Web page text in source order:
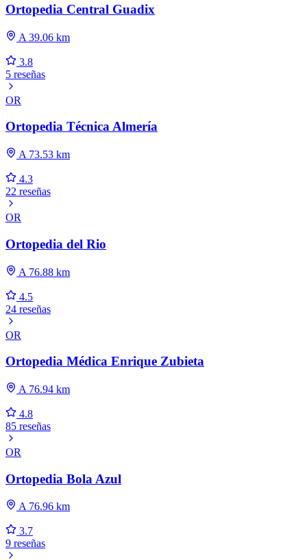
Ortopedia Central Guadix
A 39.06 km
3.8
5 reseñas
OR
Ortopedia Técnica Almería
A 73.53 km
4.3
22 reseñas
OR
Ortopedia del Rio
A 76.88 km
4.5
24 reseñas
OR
Ortopedia Médica Enrique Zubieta
A 76.94 km
4.8
85 reseñas
OR
Ortopedia Bola Azul
A 76.96 km
3.7
9 reseñas